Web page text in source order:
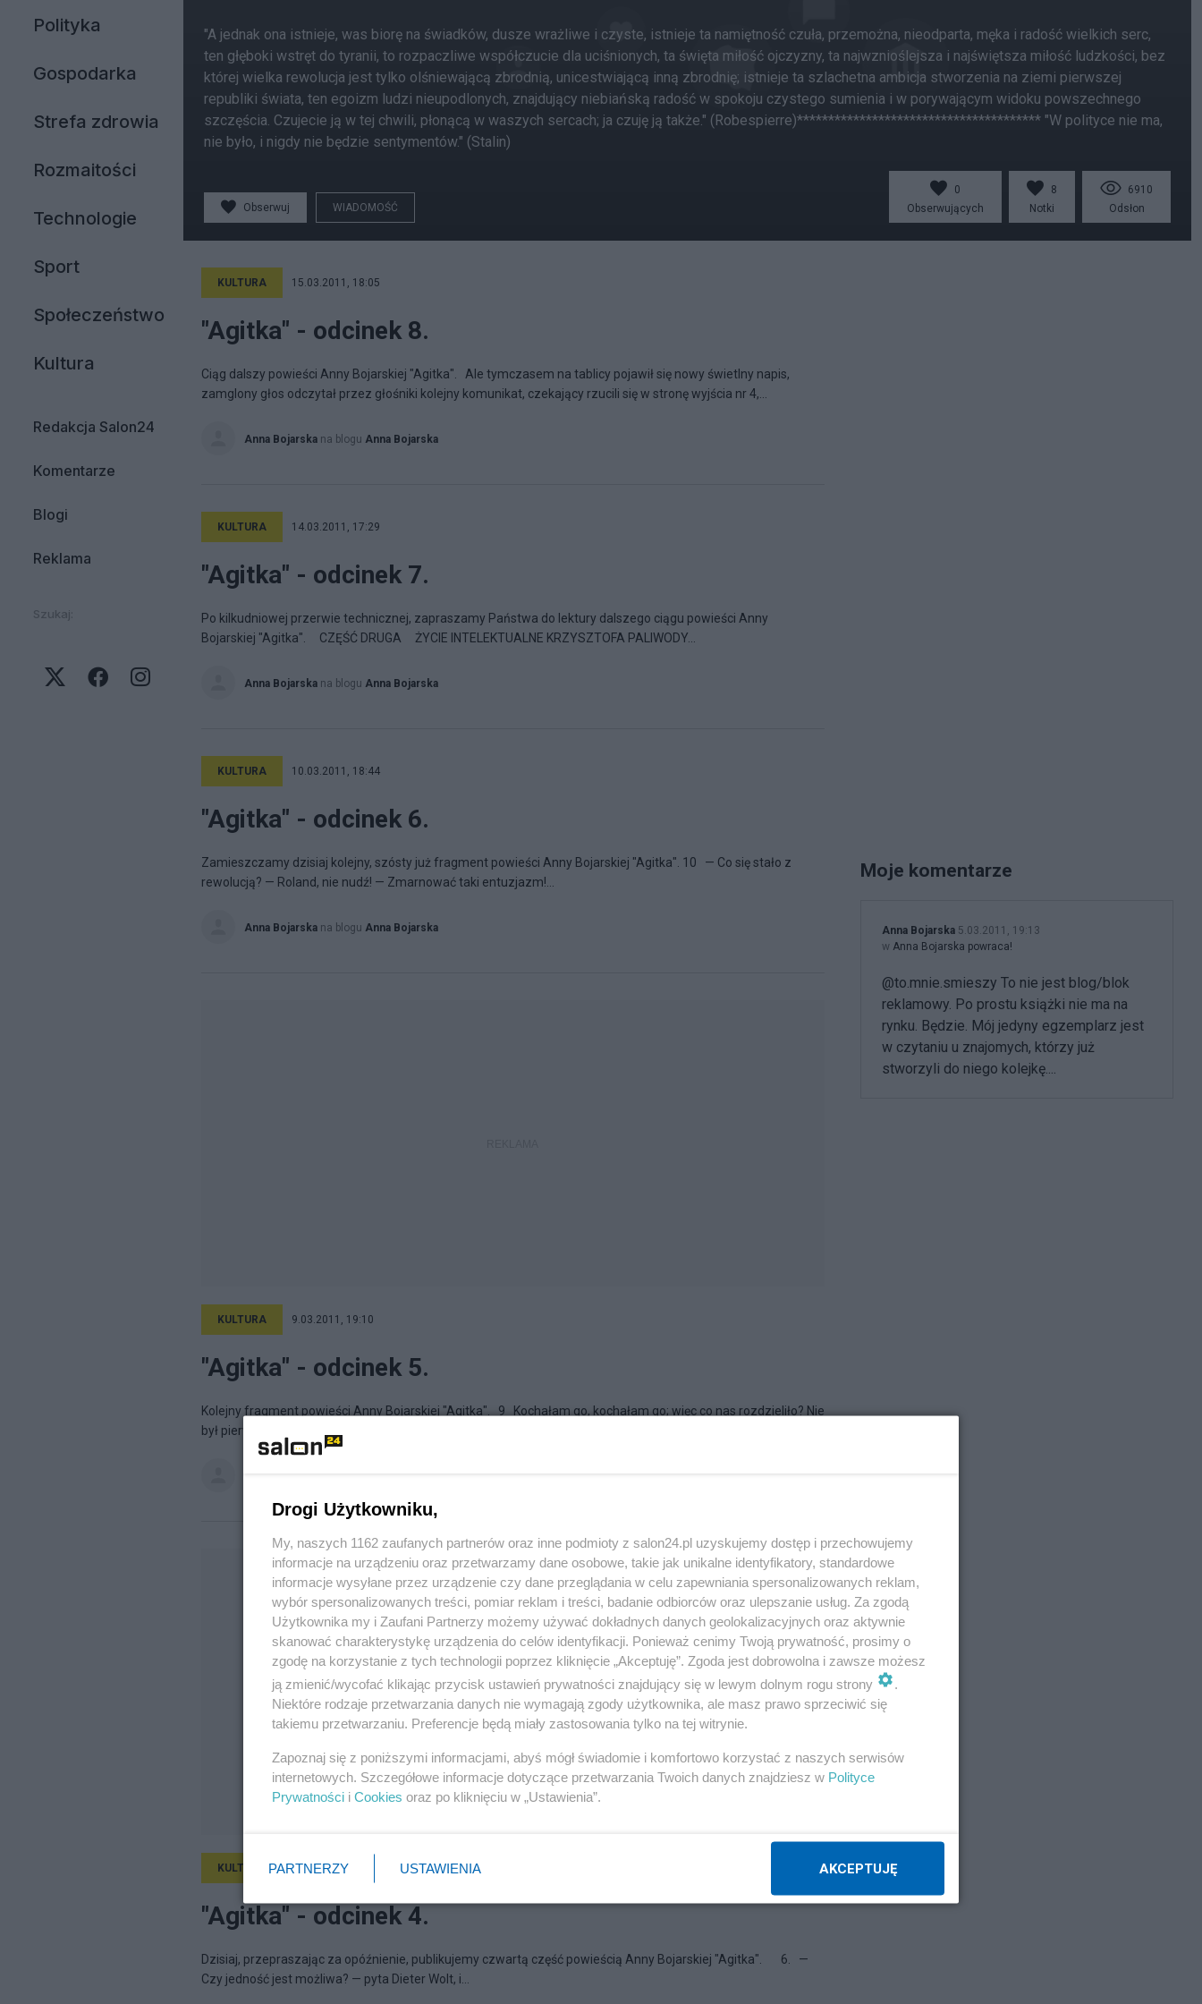
Polityka
Gospodarka
Strefa zdrowia
Rozmaitości
Technologie
Sport
Społeczeństwo
Kultura
Redakcja Salon24
Komentarze
Blogi
Reklama
Szukaj:
"A jednak ona istnieje, was biorę na świadków, dusze wrażliwe i czyste, istnieje ta namiętność czuła, przemożna, nieodparta, męka i radość wielkich serc,
ten głęboki wstręt do tyranii, to rozpaczliwe współczucie dla uciśnionych, ta święta miłość ojczyzny, ta najwznioślejsza i najświętsza miłość ludzkości, bez
której wielka rewolucja jest tylko olśniewającą zbrodnią, unicestwiającą inną zbrodnię; istnieje ta szlachetna ambicja stworzenia na ziemi pierwszej
republiki świata, ten egoizm ludzi nieupodlonych, znajdujący niebiańską radość w spokoju czystego sumienia i w porywającym widoku powszechnego
szczęścia. Czujecie ją w tej chwili, płonącą w waszych sercach; ja czuję ją także." (Robespierre)*************************************** "W polityce nie ma,
nie było, i nigdy nie będzie sentymentów." (Stalin)
Obserwuj WIADOMOŚĆ
0
Obserwujących
8
Notki
6910
Odsłon
KULTURA 15.03.2011, 18:05
"Agitka" - odcinek 8.
Ciąg dalszy powieści Anny Bojarskiej "Agitka". Ale tymczasem na tablicy pojawił się nowy świetlny napis,
zamglony głos odczytał przez głośniki kolejny komunikat, czekający rzucili się w stronę wyjścia nr 4,...
Anna Bojarska na blogu Anna Bojarska
KULTURA 14.03.2011, 17:29
"Agitka" - odcinek 7.
Po kilkudniowej przerwie technicznej, zapraszamy Państwa do lektury dalszego ciągu powieści Anny
Bojarskiej "Agitka". CZĘŚĆ DRUGA ŻYCIE INTELEKTUALNE KRZYSZTOFA PALIWODY...
Anna Bojarska na blogu Anna Bojarska
KULTURA 10.03.2011, 18:44
"Agitka" - odcinek 6.
Zamieszczamy dzisiaj kolejny, szósty już fragment powieści Anny Bojarskiej "Agitka". 10 — Co się stało z
rewolucją? — Roland, nie nudź! — Zmarnować taki entuzjazm!...
Anna Bojarska na blogu Anna Bojarska
KULTURA 9.03.2011, 19:10
"Agitka" - odcinek 5.
Kolejny fragment powieści Anny Bojarskiej "Agitka". 9 Kochałam go, kochałam go; więc co nas rozdzieliło? Nie
był pierwszy, nie był trzeci, nie był piąty: byłam już wytrenowana, wytresowana,...
KULTURA 8.03.2011, 20:44
"Agitka" - odcinek 4.
Dzisiaj, przepraszając za opóźnienie, publikujemy czwartą część powieścią Anny Bojarskiej "Agitka". 6. —
Czy jedność jest możliwa? — pyta Dieter Wolt, i...
Moje komentarze
Anna Bojarska 5.03.2011, 19:13
w Anna Bojarska powraca!
@to.mnie.smieszy To nie jest blog/blok
reklamowy. Po prostu książki nie ma na
rynku. Będzie. Mój jedyny egzemplarz jest
w czytaniu u znajomych, którzy już
stworzyli do niego kolejkę....
Drogi Użytkowniku,
My, naszych 1162 zaufanych partnerów oraz inne podmioty z salon24.pl uzyskujemy dostęp i przechowujemy
informacje na urządzeniu oraz przetwarzamy dane osobowe, takie jak unikalne identyfikatory, standardowe
informacje wysyłane przez urządzenie czy dane przeglądania w celu zapewniania spersonalizowanych reklam,
wybór spersonalizowanych treści, pomiar reklam i treści, badanie odbiorców oraz ulepszanie usług. Za zgodą
Użytkownika my i Zaufani Partnerzy możemy używać dokładnych danych geolokalizacyjnych oraz aktywnie
skanować charakterystykę urządzenia do celów identyfikacji. Ponieważ cenimy Twoją prywatność, prosimy o
zgodę na korzystanie z tych technologii poprzez kliknięcie „Akceptuję”. Zgoda jest dobrowolna i zawsze możesz
ją zmienić/wycofać klikając przycisk ustawień prywatności znajdujący się w lewym dolnym rogu strony
.
Niektóre rodzaje przetwarzania danych nie wymagają zgody użytkownika, ale masz prawo sprzeciwić się
takiemu przetwarzaniu. Preferencje będą miały zastosowania tylko na tej witrynie.
Zapoznaj się z poniższymi informacjami, abyś mógł świadomie i komfortowo korzystać z naszych serwisów
internetowych. Szczegółowe informacje dotyczące przetwarzania Twoich danych znajdziesz w Polityce
Prywatności i Cookies oraz po kliknięciu w „Ustawienia”.
PARTNERZY USTAWIENIA AKCEPTUJĘ